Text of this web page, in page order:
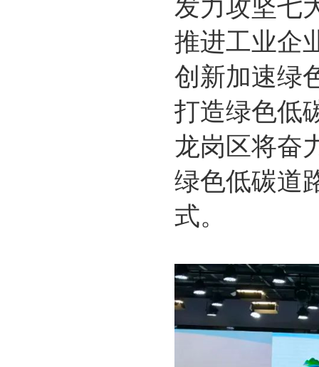
发力攻坚七
推进工业企
创新加速绿
打造绿色低
龙岗区将奋
绿色低碳道
式。